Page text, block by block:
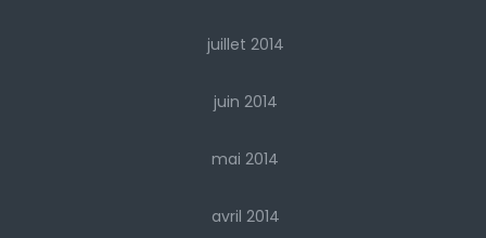
juillet 2014
juin 2014
mai 2014
avril 2014